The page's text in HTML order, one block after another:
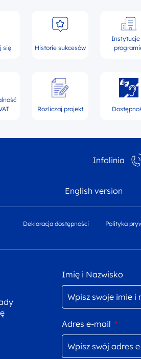
się Historie sukcesów
Instytucje
Rozliczaj projekt
Infolinia
English version
Deklaracja dostępności Polityka
Imię i Nazwisko
Adres e-mail *